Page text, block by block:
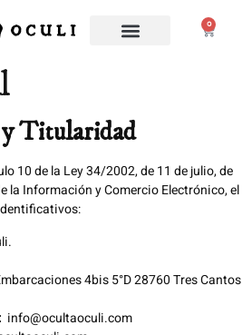
0
Titularidad
10 de la Ley 34/2002, de 11 de julio, de
la Información y Comercio Electrónico, el
4bis 5°D 28760 Tres Cantos
info@ocultaoculi.com